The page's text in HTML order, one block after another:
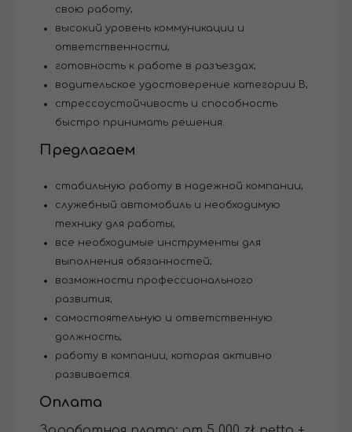
свою работу;
высокий уровень коммуникации и
ответственности;
готовность к работе в разъездах;
водительское удостоверение категории B;
стрессоустойчивость и способность
быстро принимать решения.
Предлагаем
стабильную работу в надежной компании;
служебный автомобиль и необходимую
технику для работы;
все необходимые инструменты для
выполнения обязанностей;
возможности профессионального
развития;
самостоятельную и ответственную
должность;
работу в компании, которая активно
развивается.
Оплата